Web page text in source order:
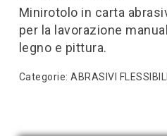
Minirotolo in carta
per la lavorazione
legno e pittura.
Categorie:ABRASIVI FLESSIBILI